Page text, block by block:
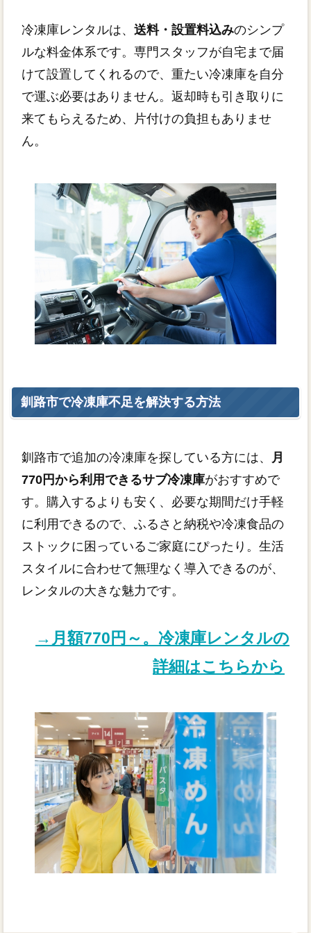
冷凍庫レンタルは、 送料・設置料込みのシンプ
ルな料金体系です。専門スタッフが自宅まで届
けて設置してくれるので、重たい冷凍庫を自分
で運ぶ必要はありません。返却時も引き取りに
来てもらえるため、片付けの負担もありませ
ん。
釧路市で冷凍庫不足を解決する方法
釧路市で追加の冷凍庫を探している方には、
月
770円から利用できるサブ冷凍庫がおすすめで
す。購入するよりも安く、必要な期間だけ手軽
に利用できるので、ふるさと納税や冷凍食品の
ストックに困っているご家庭にぴったり。生活
スタイルに合わせて無理なく導入できるのが、
レンタルの大きな魅力です。
→月額770円～。冷凍庫レンタルの
詳細はこちらから